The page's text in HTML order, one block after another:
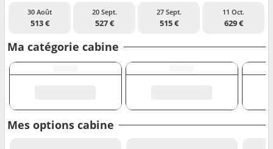
30 Août
513 €
20 Sept.
527 €
27 Sept.
515 €
11 Oct.
629 €
Ma catégorie cabine
Mes options cabine